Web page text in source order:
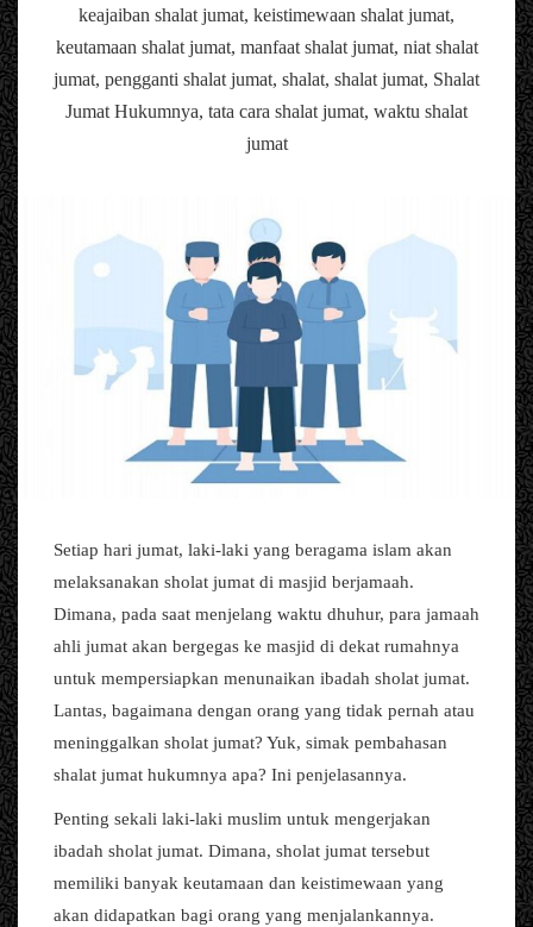
keajaiban shalat jumat, keistimewaan shalat jumat,
keutamaan shalat jumat, manfaat shalat jumat, niat shalat
jumat, pengganti shalat jumat, shalat, shalat jumat, Shalat
Jumat Hukumnya, tata cara shalat jumat, waktu shalat
jumat
Setiap hari jumat, laki-laki yang beragama islam akan
melaksanakan sholat jumat di masjid berjamaah.
Dimana, pada saat menjelang waktu dhuhur, para jamaah
ahli jumat akan bergegas ke masjid di dekat rumahnya
untuk mempersiapkan menunaikan ibadah sholat jumat.
Lantas, bagaimana dengan orang yang tidak pernah atau
meninggalkan sholat jumat? Yuk, simak pembahasan
shalat jumat hukumnya apa? Ini penjelasannya.
Penting sekali laki-laki muslim untuk mengerjakan
ibadah sholat jumat. Dimana, sholat jumat tersebut
memiliki banyak keutamaan dan keistimewaan yang
akan didapatkan bagi orang yang menjalankannya.